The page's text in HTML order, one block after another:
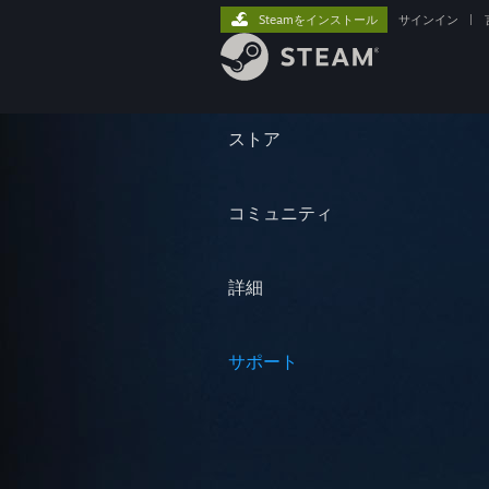
ストア
コミュニティ
詳細
サポート
Steamをインストール サインイン